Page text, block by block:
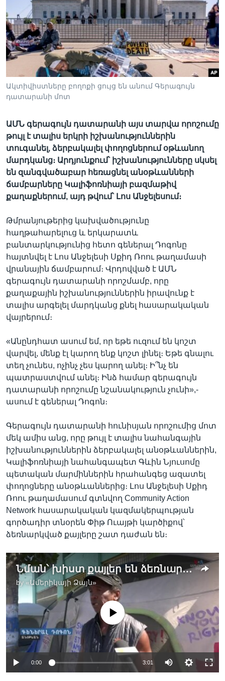
Լեզուներ
Ակտիվիստները բողոքի ցույց են անում Գերագույն
դատարանի մոտ
ԱՄՆ գերագույն դատարանի այս տարվա որոշումը
թույլ է տալիս երկրի իշխանություններին
տուգանել, ձերբակալել փողոցներում օթևանող
մարդկանց։ Արդյունքում՝ իշխանությունները սկսել
են զանգվածաբար հեռացնել անօթևանների
ճամբարները Կալիֆոռնիայի բազմաթիվ
քաղաքներում, այդ թվում՝ Լոս Անջելեսում։
Թմրանյութերից կախվածությունը
հաղթահարելուց և երկարատև
բանտարկությունից հետո գեներալ Դոգոնը
հայտնվել է Լոս Անջելեսի Սքիդ Ռոու թաղամասի
վրանային ճամբարում։ Վրդովված է ԱՄՆ
գերագույն դատարանի որոշմամբ, որը
քաղաքային իշխանություններին իրավունք է
տալիս արգելել մարդկանց քնել հասարակական
վայրերում։
«Անընդհատ ասում եմ, որ եթե ուզում են կոշտ
վարվել, մենք էլ կարող ենք կոշտ լինել։ Եթե գնալու
տեղ չունես, ոչինչ չես կարող անել։ Ի՞նչ են
պատրաստվում անել։ Ինձ համար գերագույն
դատարանի որոշումը նշանակություն չունի»,-
ասում է գեներալ Դոգոն։
Գերագույն դատարանի հունիսյան որոշումից մոտ
մեկ ամիս անց, որը թույլ է տալիս նահանգային
իշխանություններին ձերբակալել անօթևաններին,
Կալիֆոռնիայի նահանգապետ Գևին Նյուսոմը
պետական մարմիններին հրահանգեց ազատել
փողոցները անօթևաններից։ Լոս Անջելեսի Սքիդ
Ռոու թաղամասում գտնվող Community Action
Network հասարակական կազմակերպության
գործադիր տնօրեն Փիթ Ուայթի կարծիքով՝
ձեռնարկված քայլերը շատ դաժան են։
Նման՝ խիստ քայլեր են ձեռնարկվել ամերիկյան բարձր դատարանի հունիսյան որոշումից հետո
by «Ամերիկայի Ձայն»
No media source currently available
0:00 3:01